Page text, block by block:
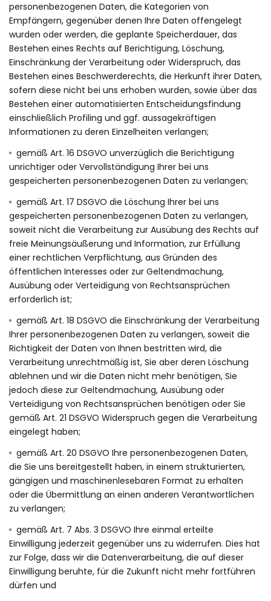
personenbezogenen Daten, die Kategorien von
Empfängern, gegenüber denen Ihre Daten offengelegt
wurden oder werden, die geplante Speicherdauer, das
Bestehen eines Rechts auf Berichtigung, Löschung,
Einschränkung der Verarbeitung oder Widerspruch, das
Bestehen eines Beschwerderechts, die Herkunft ihrer Daten,
sofern diese nicht bei uns erhoben wurden, sowie über das
Bestehen einer automatisierten Entscheidungsfindung
einschließlich Profiling und ggf. aussagekräftigen
Informationen zu deren Einzelheiten verlangen;
gemäß Art. 16 DSGVO unverzüglich die Berichtigung
unrichtiger oder Vervollständigung Ihrer bei uns
gespeicherten personenbezogenen Daten zu verlangen;
gemäß Art. 17 DSGVO die Löschung Ihrer bei uns
gespeicherten personenbezogenen Daten zu verlangen,
soweit nicht die Verarbeitung zur Ausübung des Rechts auf
freie Meinungsäußerung und Information, zur Erfüllung
einer rechtlichen Verpflichtung, aus Gründen des
öffentlichen Interesses oder zur Geltendmachung,
Ausübung oder Verteidigung von Rechtsansprüchen
erforderlich ist;
gemäß Art. 18 DSGVO die Einschränkung der Verarbeitung
Ihrer personenbezogenen Daten zu verlangen, soweit die
Richtigkeit der Daten von Ihnen bestritten wird, die
Verarbeitung unrechtmäßig ist, Sie aber deren Löschung
ablehnen und wir die Daten nicht mehr benötigen, Sie
jedoch diese zur Geltendmachung, Ausübung oder
Verteidigung von Rechtsansprüchen benötigen oder Sie
gemäß Art. 21 DSGVO Widerspruch gegen die Verarbeitung
eingelegt haben;
gemäß Art. 20 DSGVO Ihre personenbezogenen Daten,
die Sie uns bereitgestellt haben, in einem strukturierten,
gängigen und maschinenlesebaren Format zu erhalten
oder die Übermittlung an einen anderen Verantwortlichen
zu verlangen;
gemäß Art. 7 Abs. 3 DSGVO Ihre einmal erteilte
Einwilligung jederzeit gegenüber uns zu widerrufen. Dies hat
zur Folge, dass wir die Datenverarbeitung, die auf dieser
Einwilligung beruhte, für die Zukunft nicht mehr fortführen
dürfen und